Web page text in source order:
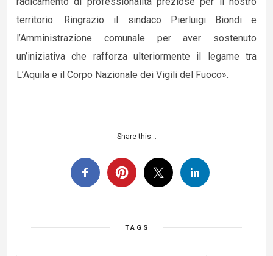
territorio. Ringrazio il sindaco Pierluigi Biondi e
l’Amministrazione comunale per aver sostenuto
un’iniziativa che rafforza ulteriormente il legame tra
L’Aquila e il Corpo Nazionale dei Vigili del Fuoco».
Share this...
TAGS